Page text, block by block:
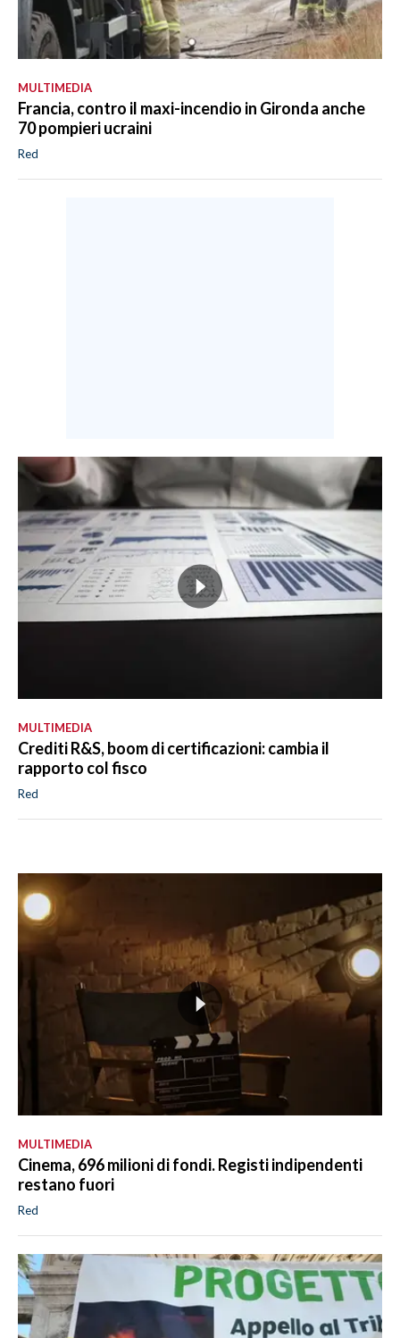
MULTIMEDIA
Francia, contro il maxi-incendio in Gironda anche
70 pompieri ucraini
Red
MULTIMEDIA
Crediti R&S, boom di certificazioni: cambia il
rapporto col fisco
Red
MULTIMEDIA
Cinema, 696 milioni di fondi. Registi indipendenti
restano fuori
Red